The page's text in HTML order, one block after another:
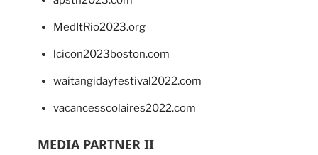
MedItRio2023.org
lcicon2023boston.com
waitangidayfestival2022.com
vacancesscolaires2022.com
MEDIA PARTNER II